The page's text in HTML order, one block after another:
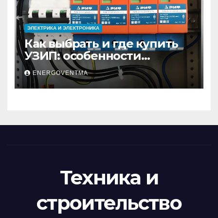
ЭЛЕКТРИКА И ЭЛЕКТРОНИКА
Как выбрать и где купить
УЗИП: особенности
устройств защиты от
импульсных
перенапряжений
ENERGOVENTMA
Техника и
строительство